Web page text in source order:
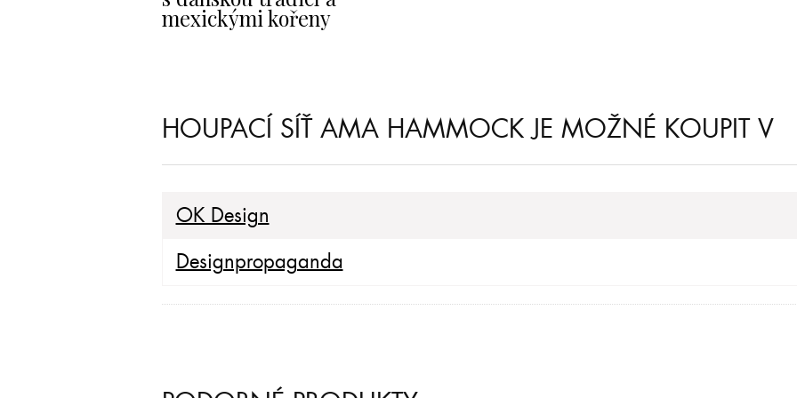
mexickými kořeny
HOUPACÍ SÍŤ AMA HAMMOCK JE MOŽNÉ KOUPIT V
OK Design
Designpropaganda